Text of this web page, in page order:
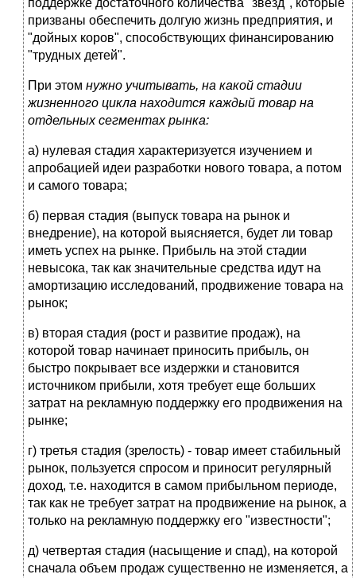
поддержке достаточного количества "звезд", которые
призваны обеспечить долгую жизнь предприятия, и
"дойных коров", способствующих финансированию
"трудных детей".
При этом нужно учитывать, на какой стадии
жизненного цикла находится каждый товар на
отдельных сегментах рынка:
а) нулевая стадия характеризуется изучением и
апробацией идеи разработки нового товара, а потом
и самого товара;
б) первая стадия (выпуск товара на рынок и
внедрение), на которой выясняется, будет ли товар
иметь успех на рынке. Прибыль на этой стадии
невысока, так как значительные средства идут на
амортизацию исследований, продвижение товара на
рынок;
в) вторая стадия (рост и развитие продаж), на
которой товар начинает приносить прибыль, он
быстро покрывает все издержки и становится
источником прибыли, хотя требует еще больших
затрат на рекламную поддержку его продвижения на
рынке;
г) третья стадия (зрелость) - товар имеет стабильный
рынок, пользуется спросом и приносит регулярный
доход, т.е. находится в самом прибыльном периоде,
так как не требует затрат на продвижение на рынок, а
только на рекламную поддержку его "известности";
д) четвертая стадия (насыщение и спад), на которой
сначала объем продаж существенно не изменяется, а